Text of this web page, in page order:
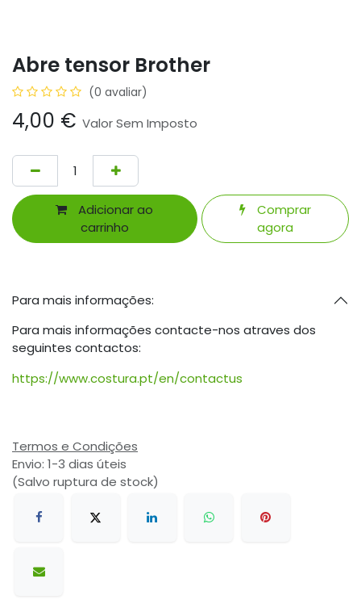
Abre tensor Brother
(0 avaliar)
4,00 € Valor Sem Imposto
Adicionar ao
carrinho
Comprar
agora
Para mais informações:
Para mais informações contacte-nos atraves dos
seguintes contactos:
https://www.costura.pt/en/contactus
Termos e Condições
Envio: 1-3 dias úteis
(Salvo ruptura de stock)